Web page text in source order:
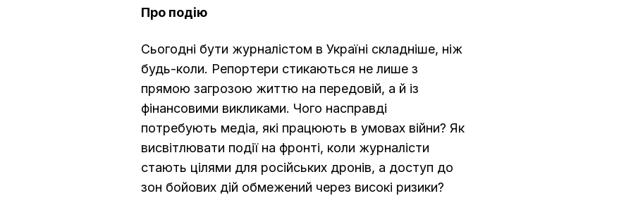
Про подію
Сьогодні бути журналістом в Україні складніше, ніж
будь-коли. Репортери стикаються не лише з
прямою загрозою життю на передовій, а й із
фінансовими викликами. Чого насправді
потребують медіа, які працюють в умовах війни? Як
висвітлювати події на фронті, коли журналісти
стають цілями для російських дронів, а доступ до
зон бойових дій обмежений через високі ризики?